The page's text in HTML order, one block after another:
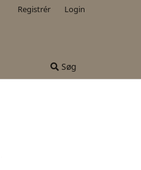
Søg
Registrér Login